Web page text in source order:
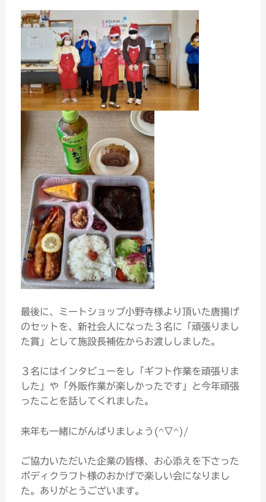
最後に、ミートショップ小野寺様より頂いた唐揚げ
のセットを、新社会人になった３名に「頑張りまし
た賞」として施設長補佐からお渡ししました。
３名にはインタビューをし「ギフト作業を頑張りま
した」や「外販作業が楽しかったです」と今年頑張
ったことを話してくれました。
来年も一緒にがんばりましょう(^▽^)/
ご協力いただいた企業の皆様、お心添えを下さった
ボディクラフト様のおかげで楽しい会になりまし
た。ありがとうございます。